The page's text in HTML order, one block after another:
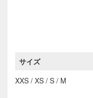
サイズ
XXS / XS / S / M